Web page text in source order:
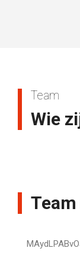
Team
Wie